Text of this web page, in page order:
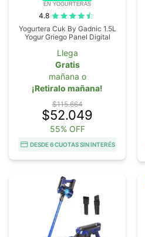
EN YOGURTERAS
4.8
Yogurtera Cuk By Gadnic 1.5L
Yogur Griego Panel Digital
Llega
Gratis
mañana o
¡Retiralo mañana!
$115.664
$52.049
55% OFF
DESDE 6 CUOTAS SIN INTERÉS